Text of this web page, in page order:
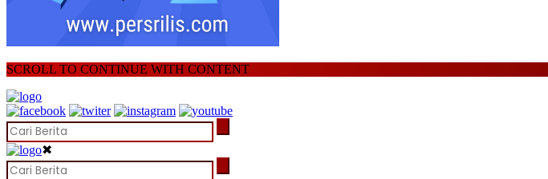
SCROLL TO CONTINUE WITH CONTENT
✖